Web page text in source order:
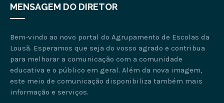
MENSAGEM DO DIRETOR
Bem-vindo ao novo portal do Agrupamento de Escolas da
Lousã. Esperamos que seja do vosso agrado e contribua
para melhorar a comunicação com a comunidade
educativa e o público em geral. Além da nova imagem,
este meio de comunicação disponibiliza também mais
informação e serviços.